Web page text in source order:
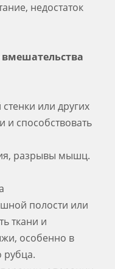
недостаток
или других
и способствовать
разрывы мышц.
полости или
ткани и
особенно в
рубца.